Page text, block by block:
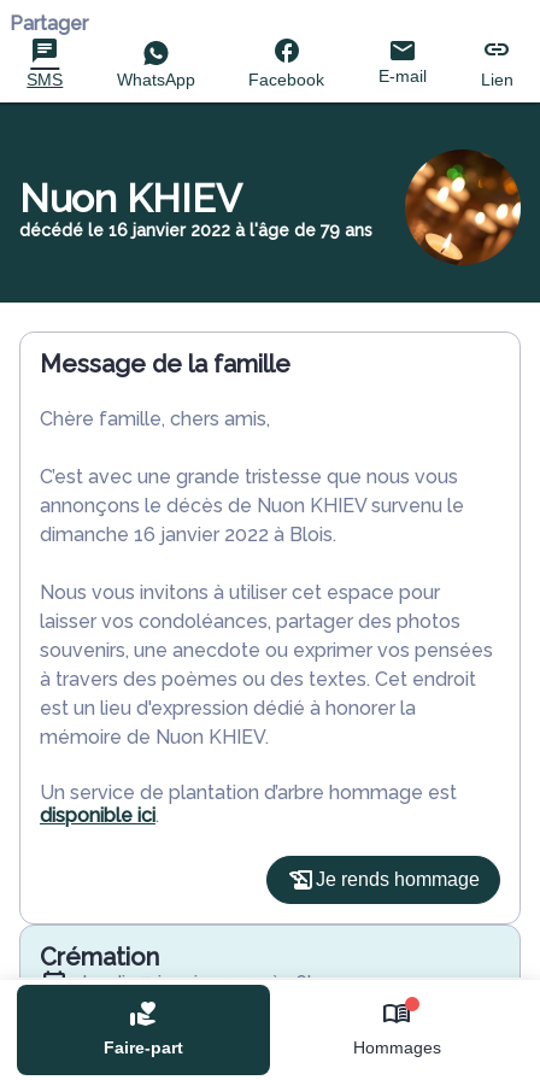
Faire-part Hommages
Partager
SMS WhatsApp Facebook E-mail Lien
Nuon KHIEV
décédé le 16 janvier 2022 à l'âge de 79 ans
Message de la famille
Chère famille, chers amis,
C’est avec une grande tristesse que nous vous
annonçons le décès de Nuon KHIEV survenu le
dimanche 16 janvier 2022 à Blois.
Nous vous invitons à utiliser cet espace pour
laisser vos condoléances, partager des photos
souvenirs, une anecdote ou exprimer vos pensées
à travers des poèmes ou des textes. Cet endroit
est un lieu d'expression dédié à honorer la
mémoire de Nuon KHIEV.
Un service de plantation d’arbre hommage est
disponible ici.
Je rends hommage
Crémation
jeudi 27 janvier 2022 à 16h00
Crematorium du Val de Loire de Blois
85 Rue de la Picardière
41000 Blois